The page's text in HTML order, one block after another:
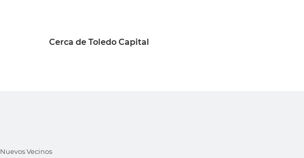
Cerca de Toledo Capital
Nuevos Vecinos